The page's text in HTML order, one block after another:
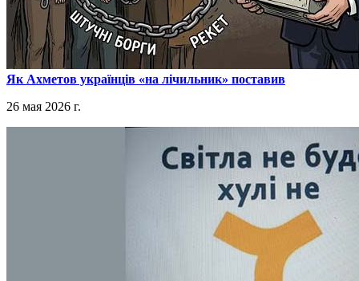
​Як Ахметов українців «на лічильник» поставив
26 мая 2026 г.